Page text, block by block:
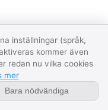
Reserve)?
inställningar (språk,
kommer även
redan nu vilka cookies
mer
Bara nödvändiga